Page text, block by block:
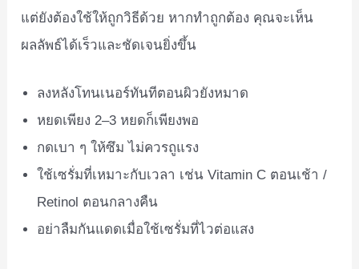
แต่ยังต้องใช้ให้ถูกวิธีด้วย หากทำถูกต้อง คุณจะเห็น
ผลลัพธ์ได้เร็วและชัดเจนยิ่งขึ้น
ลงหลังโทนเนอร์ทันทีตอนผิวยังหมาด
หยดเพียง 2–3 หยดก็เพียงพอ
กดเบา ๆ ให้ซึม ไม่ควรถูแรง
ใช้เซรั่มที่เหมาะกับเวลา เช่น Vitamin C ตอนเช้า /
Retinol ตอนกลางคืน
อย่าลืมกันแดดเมื่อใช้เซรั่มที่ไวต่อแสง